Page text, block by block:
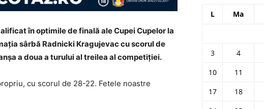
în optimile de finală ale Cupei Cupelor la
sârbă Radnicki Kragujevac cu scorul de
a doua a turului al treilea al competiției.
cu scorul de 28-22. Fetele noastre
L Ma
3
4
10
11
17
18